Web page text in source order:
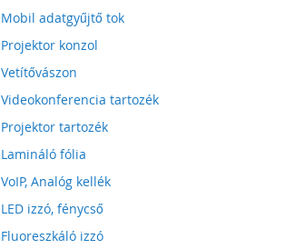
Mobil adatgyűjtő tok
Projektor konzol
Vetítővászon
Videokonferencia tartozék
Projektor tartozék
Lamináló fólia
VoIP, Analóg kellék
LED izzó, fénycső
Fluoreszkáló izzó